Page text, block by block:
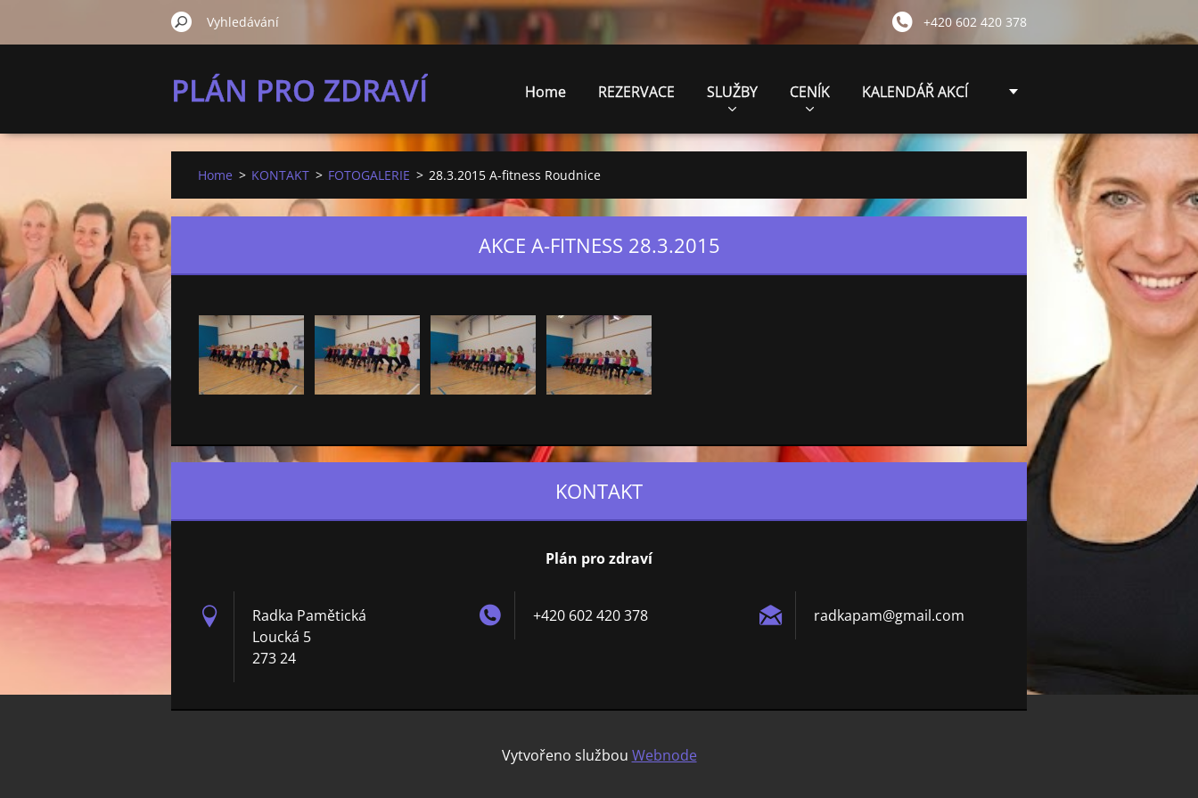
+420 602 420 378
PLÁN PRO ZDRAVÍ Home REZERVACE SLUŽBY CENÍK KALENDÁŘ AKCÍ
Home > KONTAKT > FOTOGALERIE > 28.3.2015 A-fitness Roudnice
AKCE A-FITNESS 28.3.2015
KONTAKT
Plán pro zdraví
Radka Pamětická
Loucká 5
273 24
+420 602 420 378 radkapam@gmail.com
Vytvořeno službou Webnode